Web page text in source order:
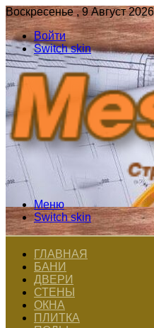
Воскресенье , 9 Август 2026
Войти
Switch skin
Меню
Switch skin
ГЛАВНАЯ
БАНИ
ДВЕРИ
СТЕНЫ
ОКНА
ПЛИТКА